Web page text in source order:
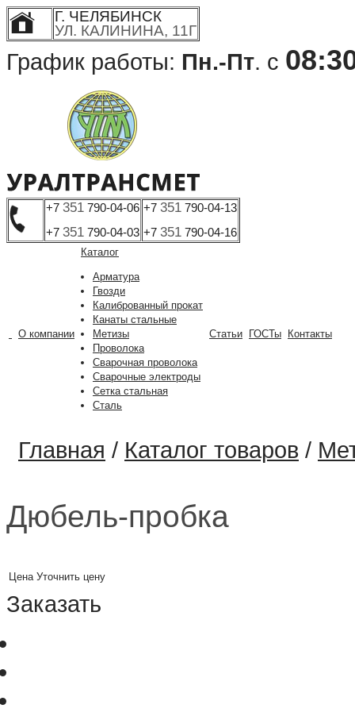
Г. ЧЕЛЯБИНСК
УЛ. КАЛИНИНА, 11Г
График работы: Пн.-Пт. с
+7 351 790-04-06
+7 351 790-04-03
+7 351 790-04-13
+7 351 790-04-16
О компании
Каталог
Арматура
Гвозди
Калиброванный прокат
Канаты стальные
Метизы
Проволока
Сварочная проволока
Сварочные электроды
Сетка стальная
Сталь
Статьи ГОСТы Контакты
Главная / Каталог товаров /
Дюбель-пробка
Цена Уточнить цену
Заказать